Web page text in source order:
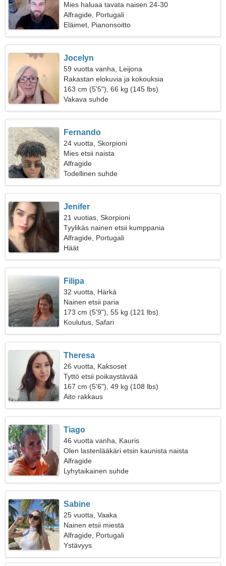
Mies haluaa tavata naisen 24-30
Alfragide, Portugali
Eläimet, Pianonsoitto
Jocelyn
59 vuotta vanha, Leijona
Rakastan elokuvia ja kokouksia
163 cm (5'5"), 66 kg (145 lbs)
Vakava suhde
Fernando
24 vuotta, Skorpioni
Mies etsii naista
Alfragide
Todellinen suhde
Jenifer
21 vuotias, Skorpioni
Tyylikäs nainen etsii kumppania
Alfragide, Portugali
Häät
Filipa
32 vuotta, Härkä
Nainen etsii paria
173 cm (5'9"), 55 kg (121 lbs)
Koulutus, Safari
Theresa
26 vuotta, Kaksoset
Tyttö etsii poikaystävää
167 cm (5'6"), 49 kg (108 lbs)
Aito rakkaus
Tiago
46 vuotta vanha, Kauris
Olen lastenlääkäri etsin kaunista naista
Alfragide
Lyhytaikainen suhde
Sabine
25 vuotta, Vaaka
Nainen etsii miestä
Alfragide, Portugali
Ystävyys